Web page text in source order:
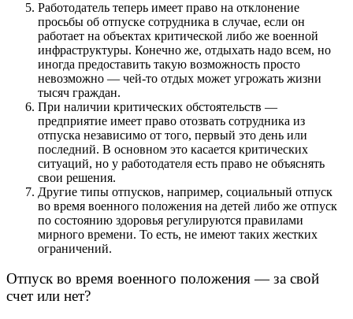
Работодатель теперь имеет право на отклонение
просьбы об отпуске сотрудника в случае, если он
работает на объектах критической либо же военной
инфраструктуры. Конечно же, отдыхать надо всем, но
иногда предоставить такую возможность просто
невозможно — чей-то отдых может угрожать жизни
тысяч граждан.
При наличии критических обстоятельств —
предприятие имеет право отозвать сотрудника из
отпуска независимо от того, первый это день или
последний. В основном это касается критических
ситуаций, но у работодателя есть право не объяснять
свои решения.
Другие типы отпусков, например, социальный отпуск
во время военного положения на детей либо же отпуск
по состоянию здоровья регулируются правилами
мирного времени. То есть, не имеют таких жестких
ограничений.
Отпуск во время военного положения — за свой
счет или нет?